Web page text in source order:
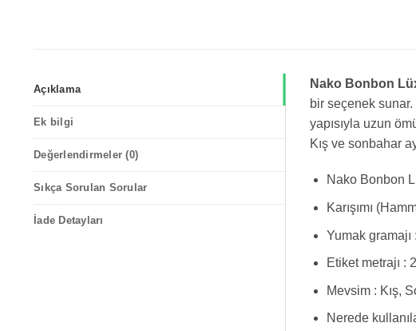
Açıklama
Ek bilgi
Değerlendirmeler (0)
Sıkça Sorulan Sorular
İade Detayları
Nako Bonbon
bir seçenek
yapısıyla uzun
Kış ve sonbahar
Nako Bonbon
Karışımı
Yumak gramajı
Etiket metrajı :
Mevsim : Kış,
Nerede